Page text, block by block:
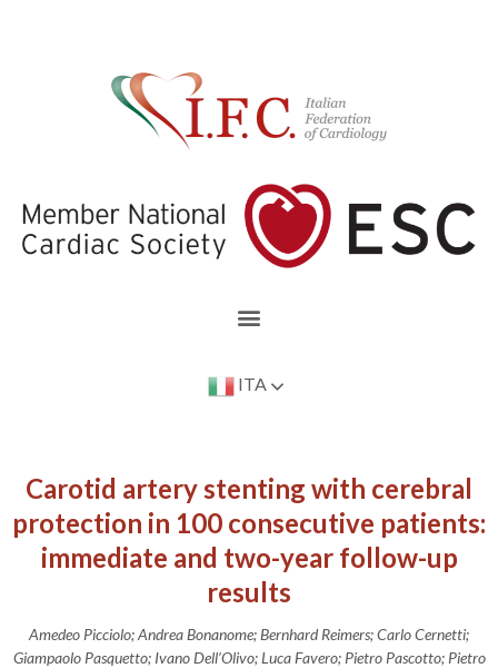
ITA
Carotid artery stenting with cerebral
protection in 100 consecutive patients:
immediate and two-year follow-up
results
Amedeo Picciolo; Andrea Bonanome; Bernhard Reimers; Carlo Cernetti;
Giampaolo Pasquetto; Ivano Dell’Olivo; Luca Favero; Pietro Pascotto; Pietro